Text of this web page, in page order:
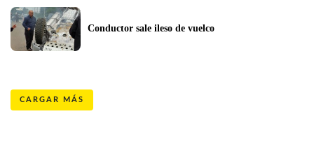
Conductor sale ileso de vuelco
CARGAR MÁS